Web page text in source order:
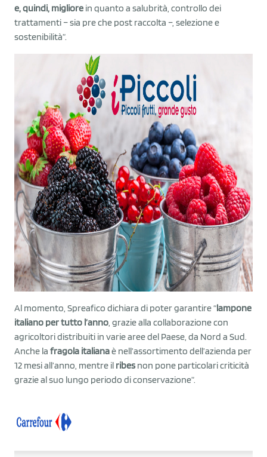
e, quindi, migliore in quanto a salubrità, controllo dei
trattamenti – sia pre che post raccolta –, selezione e
sostenibilità”.
Al momento, Spreafico dichiara di poter garantire “lampone
italiano per tutto l’anno, grazie alla collaborazione con
agricoltori distribuiti in varie aree del Paese, da Nord a Sud.
Anche la fragola italianaè nell’assortimento dell’azienda per
12 mesi all’anno, mentre il ribes non pone particolari criticità
grazie al suo lungo periodo di conservazione”.